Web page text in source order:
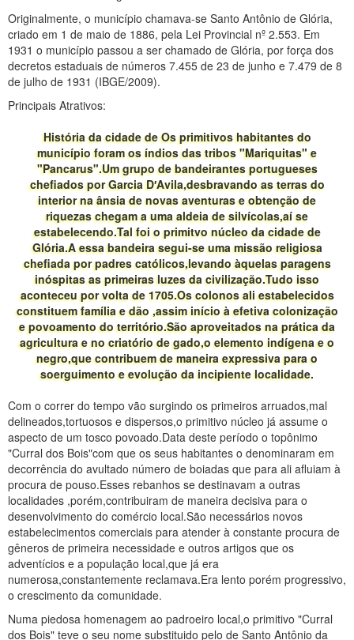
Originalmente, o município chamava-se Santo Antônio de Glória,
criado em 1 de maio de 1886, pela Lei Provincial nº 2.553. Em
1931 o município passou a ser chamado de Glória, por força dos
decretos estaduais de números 7.455 de 23 de junho e 7.479 de 8
de julho de 1931 (IBGE/2009).
Principais Atrativos:
História da cidade de Os primitivos habitantes do
município foram os índios das tribos "Mariquitas" e
"Pancarus".Um grupo de bandeirantes portugueses
chefiados por Garcia D′Avila,desbravando as terras do
interior na ânsia de novas aventuras e obtenção de
riquezas chegam a uma aldeia de silvícolas,aí se
estabelecendo.Tal foi o primitvo núcleo da cidade de
Glória.A essa bandeira segui-se uma missão religiosa
chefiada por padres católicos,levando àquelas paragens
inóspitas as primeiras luzes da civilização.Tudo isso
aconteceu por volta de 1705.Os colonos ali estabelecidos
constituem família e dão ,assim início à efetiva colonização
e povoamento do território.São aproveitados na prática da
agricultura e no criatório de gado,o elemento indígena e o
negro,que contribuem de maneira expressiva para o
soerguimento e evolução da incipiente localidade.
Com o correr do tempo vão surgindo os primeiros arruados,mal
delineados,tortuosos e dispersos,o primitivo núcleo já assume o
aspecto de um tosco povoado.Data deste período o topônimo
"Curral dos Bois"com que os seus habitantes o denominaram em
decorrência do avultado número de boiadas que para ali afluiam à
procura de pouso.Esses rebanhos se destinavam a outras
localidades ,porém,contribuiram de maneira decisiva para o
desenvolvimento do comércio local.São necessários novos
estabelecimentos comerciais para atender à constante procura de
gêneros de primeira necessidade e outros artigos que os
adventícios e a população local,que já era
numerosa,constantemente reclamava.Era lento porém progressivo,
o crescimento da comunidade.
Numa piedosa homenagem ao padroeiro local,o primitivo "Curral
dos Bois" teve o seu nome substituido pelo de Santo Antônio da